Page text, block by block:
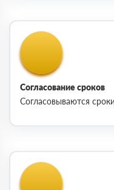
Согласование сроков
Согласовываются